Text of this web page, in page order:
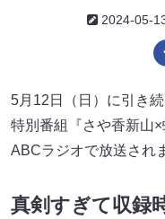
2024-05-
5月12日（日）に引き
特別番組『さや香新山
ABCラジオで放送され
真剣すぎて収録